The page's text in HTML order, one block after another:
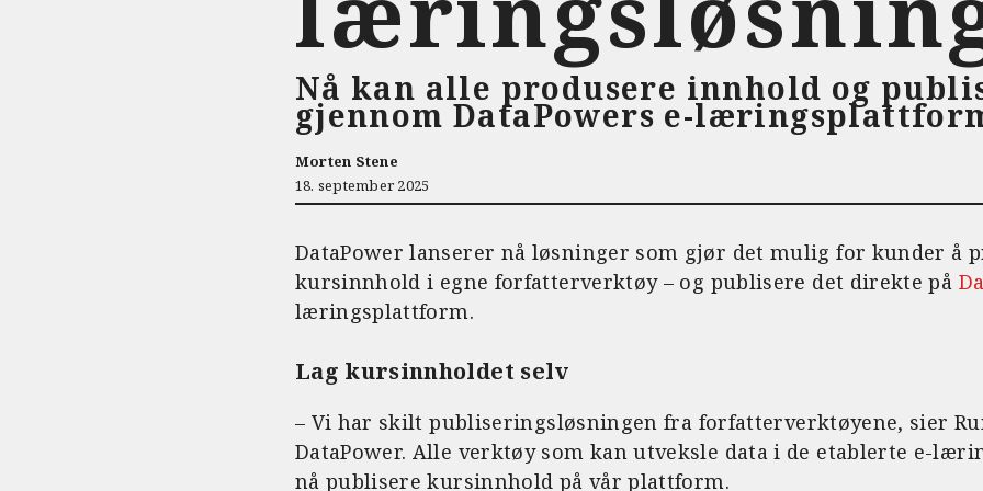
Nå kan alle produsere innhold og
gjennom DataPowers e-
Morten Stene
18. september 2025
DataPower lanserer nå løsninger som gjør det mulig for kunder å
kursinnhold i egne forfatterverktøy – og publisere det direkte på
læringsplattform.
Lag kursinnholdet selv
– Vi har skilt publiseringsløsningen fra forfatterverktøyene, sier
DataPower. Alle verktøy som kan utveksle data i de etablerte e-
nå publisere kursinnhold på vår plattform.